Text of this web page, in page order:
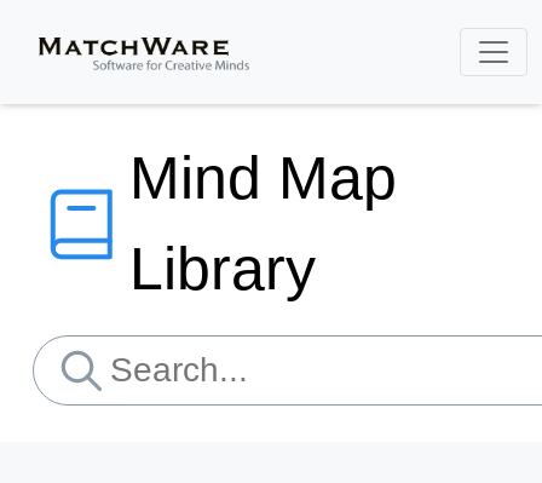
Mind Map
Library